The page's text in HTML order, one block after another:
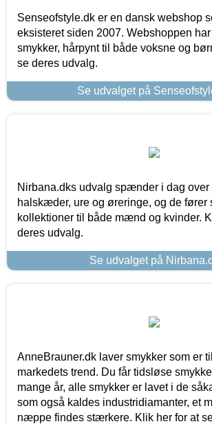
Senseofstyle.dk er en dansk webshop
eksisteret siden 2007. Webshoppen
smykker, hårpynt til både voksne og
se deres udvalg.
Se udvalget på
Nirbana.dks udvalg spænder i dag over
halskæder, ure og øreringe, og de fører
kollektioner til både mænd og kvinder.
deres udvalg.
Se udvalget på
AnneBrauner.dk laver smykker som er
markedets trend. Du får tidsløse
mange år, alle smykker er lavet i de
som også kaldes industridiamanter, et
næppe findes stærkere. Klik her for at